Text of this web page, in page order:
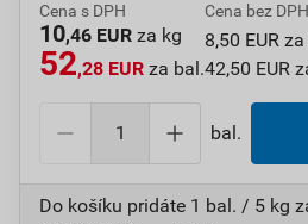
Cena s DPH
10,46 EUR za kg
52,28 EUR za bal.
Cena bez DPH
8,50 EUR
42,50 EUR
bal.
Do košíku pridáte 1 bal. / 5 kg